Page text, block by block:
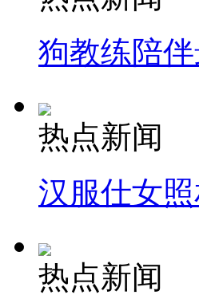
狗教练陪
热点新闻
汉服仕女
热点新闻